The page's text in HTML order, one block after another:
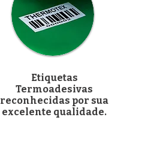
Etiquetas
Termoadesivas
reconhecidas por sua
excelente qualidade.